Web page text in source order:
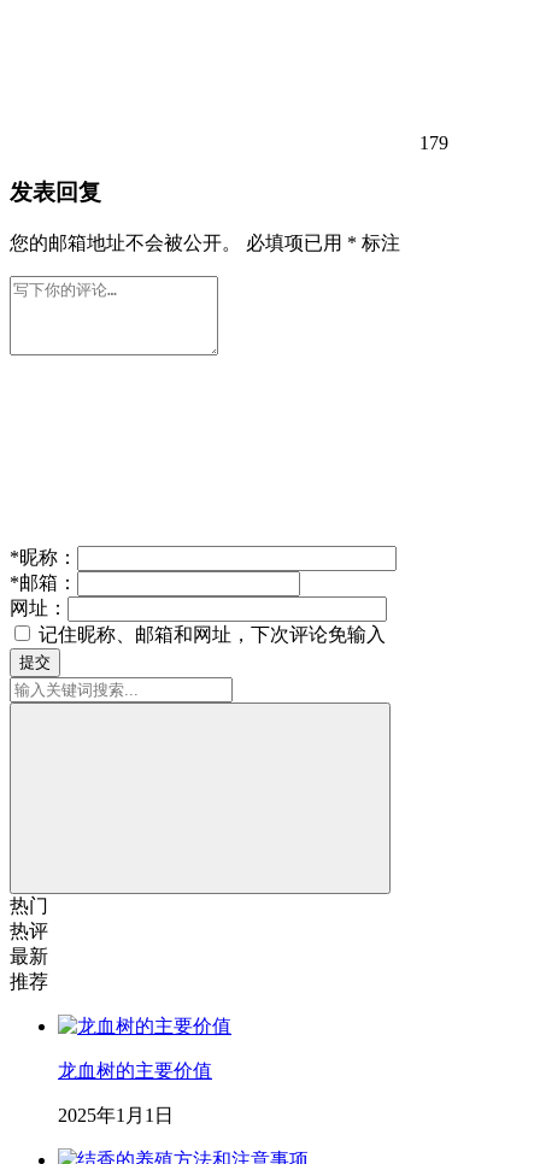
179
发表回复
您的邮箱地址不会被公开。 必填项已用 * 标注
*昵称：
*邮箱：
网址：
记住昵称、邮箱和网址，下次评论免输入
提交
热门
热评
最新
推荐
龙血树的主要价值
2025年1月1日